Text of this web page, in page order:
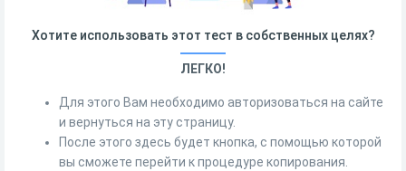
Хотите использовать этот тест в собственных целях?
ЛЕГКО!
Для этого Вам необходимо авторизоваться на сайте
и вернуться на эту страницу.
После этого здесь будет кнопка, с помощью которой
вы сможете перейти к процедуре копирования.